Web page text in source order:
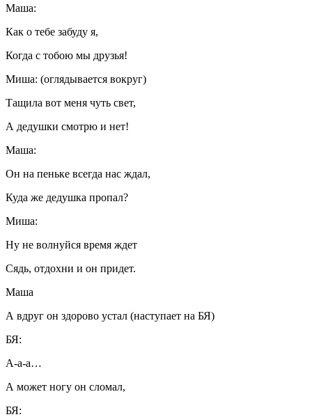
Маша:
Как о тебе забуду я,
Когда с тобою мы друзья!
Миша: (оглядывается вокруг)
Тащила вот меня чуть свет,
А дедушки смотрю и нет!
Маша:
Он на пеньке всегда нас ждал,
Куда же дедушка пропал?
Миша:
Ну не волнуйся время ждет
Сядь, отдохни и он придет.
Маша
А вдруг он здорово устал (наступает на БЯ)
БЯ:
А-а-а…
А может ногу он сломал,
БЯ: